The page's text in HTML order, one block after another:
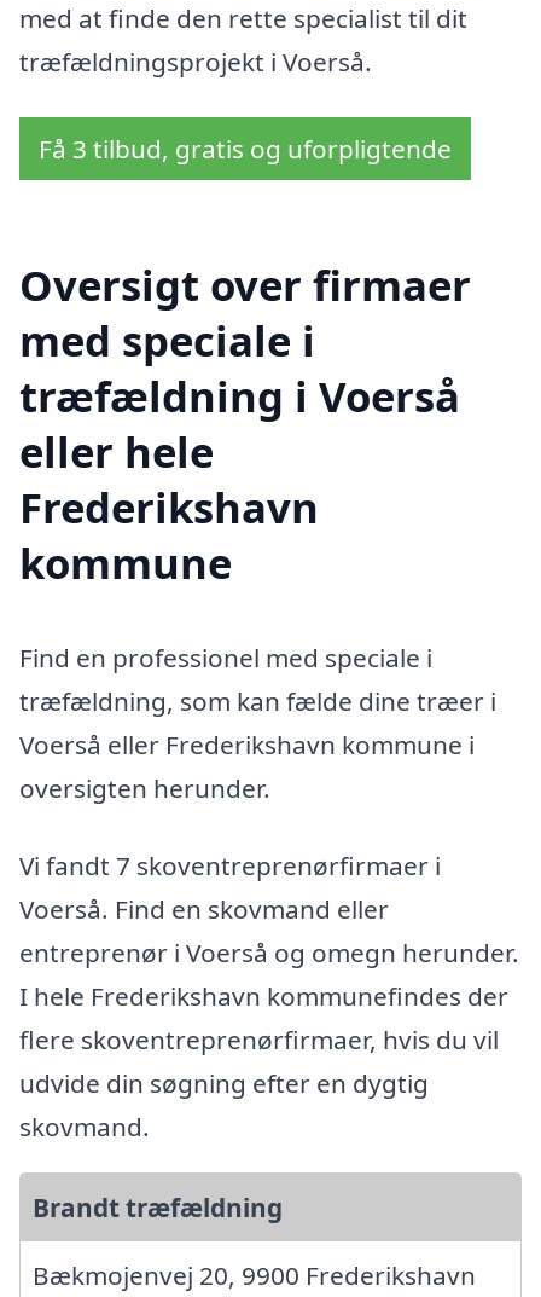
med at finde den rette specialist til dit
træfældningsprojekt i Voerså.
Få 3 tilbud, gratis og uforpligtende
Oversigt over firmaer
med speciale i
træfældning i Voerså
eller hele
Frederikshavn
kommune
Find en professionel med speciale i
træfældning, som kan fælde dine træer i
Voerså eller Frederikshavn kommune i
oversigten herunder.
Vi fandt 7 skoventreprenørfirmaer i
Voerså. Find en skovmand eller
entreprenør i Voerså og omegn herunder.
I hele Frederikshavn kommunefindes der
flere skoventreprenørfirmaer, hvis du vil
udvide din søgning efter en dygtig
skovmand.
Brandt træfældning
Bækmojenvej 20, 9900 Frederikshavn